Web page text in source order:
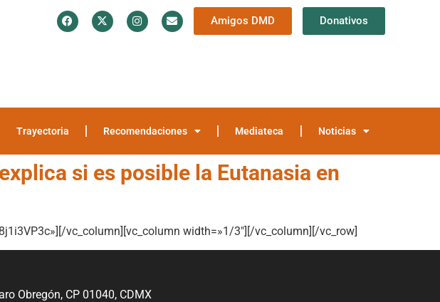
Amigos DMD Donativos
Trayectoria Recomendaciones Mediateca Noticias
si es posible la Eutanasia en
vc_column][vc_column width=»1/3″][/vc_column][/vc_row]
Obregón, CP 01040, CDMX